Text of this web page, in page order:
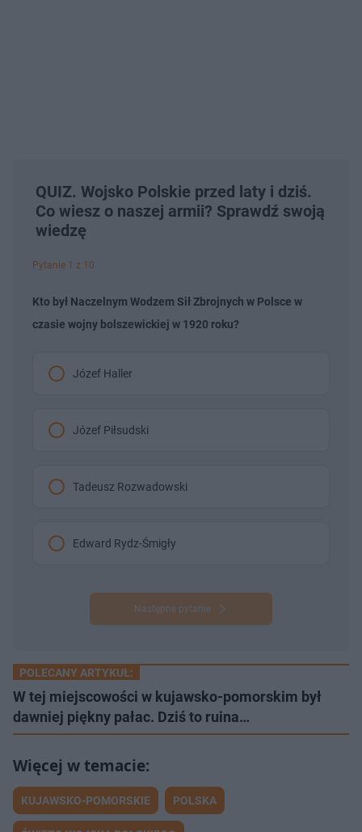
QUIZ. Wojsko Polskie przed laty i dziś.
Co wiesz o naszej armii? Sprawdź swoją
wiedzę
Pytanie 1 z 10
Kto był Naczelnym Wodzem Sił Zbrojnych w Polsce w
czasie wojny bolszewickiej w 1920 roku?
Józef Haller
Józef Piłsudski
Tadeusz Rozwadowski
Edward Rydz-Śmigły
Następne pytanie
POLECANY ARTYKUŁ:
W tej miejscowości w kujawsko-pomorskim był
dawniej piękny pałac. Dziś to ruina…
KUJAWSKO-POMORSKIE POLSKA